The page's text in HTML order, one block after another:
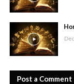
Post a Comment